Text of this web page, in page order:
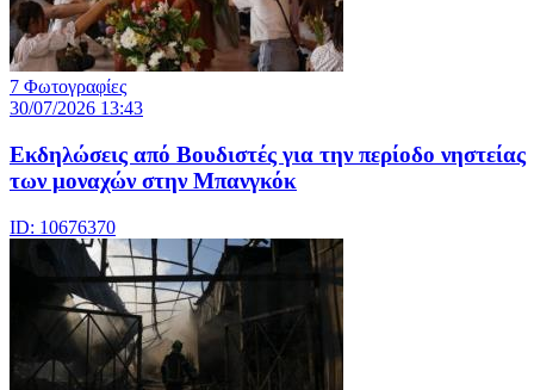
7 Φωτογραφίες
30/07/2026 13:43
Εκδηλώσεις από Βουδιστές για την περίοδο νηστείας
των μοναχών στην Μπανγκόκ
ID: 10676370